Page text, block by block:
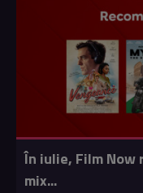
În iulie, Film
mix...